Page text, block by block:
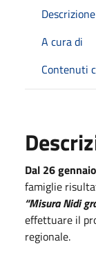
Descrizione
A cura di
Contenuti
Dal 26
famiglie
“Misura Nidi
effettuare il
regionale.